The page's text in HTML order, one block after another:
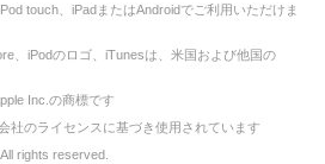
touch、iPadまたはAndroidでご利用いただけま
、iPodのロゴ、iTunesは、米国および他国の
Inc.の商標です
社のライセンスに基づき使用されています
rights reserved.